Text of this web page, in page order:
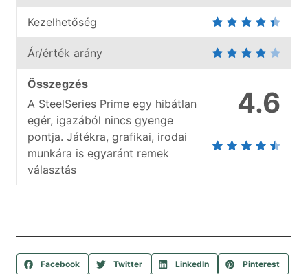
Kezelhetőség
Ár/érték arány
4.6
Összegzés
A SteelSeries Prime egy hibátlan
egér, igazából nincs gyenge
pontja. Játékra, grafikai, irodai
munkára is egyaránt remek
választás
Facebook Twitter LinkedIn Pinterest